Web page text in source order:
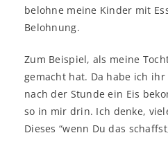
belohne meine Kinder mit
Belohnung.
Zum Beispiel, als meine
gemacht hat. Da habe ich
nach der Stunde ein Eis
so in mir drin. Ich denke,
Dieses “wenn Du das